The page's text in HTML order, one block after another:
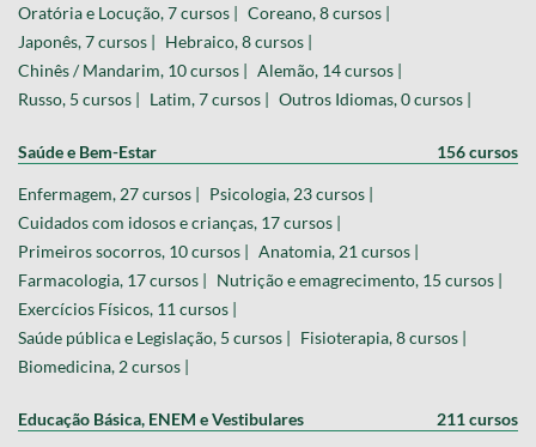
Oratória e Locução, 7 cursos |
Coreano, 8 cursos |
Japonês, 7 cursos |
Hebraico, 8 cursos |
Chinês / Mandarim, 10 cursos |
Alemão, 14 cursos |
Russo, 5 cursos |
Latim, 7 cursos | Outros Idiomas, 0 cursos |
Saúde e Bem-Estar 156 cursos
Enfermagem, 27 cursos |
Psicologia, 23 cursos |
Cuidados com idosos e crianças, 17 cursos |
Primeiros socorros, 10 cursos |
Anatomia, 21 cursos |
Farmacologia, 17 cursos |
Nutrição e emagrecimento, 15 cursos |
Exercícios Físicos, 11 cursos |
Saúde pública e Legislação, 5 cursos |
Fisioterapia, 8 cursos |
Biomedicina, 2 cursos |
Educação Básica, ENEM e Vestibulares 211 cursos